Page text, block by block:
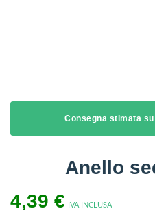
Consegna stimata
Anello
4,39 € IVA INCLUSA